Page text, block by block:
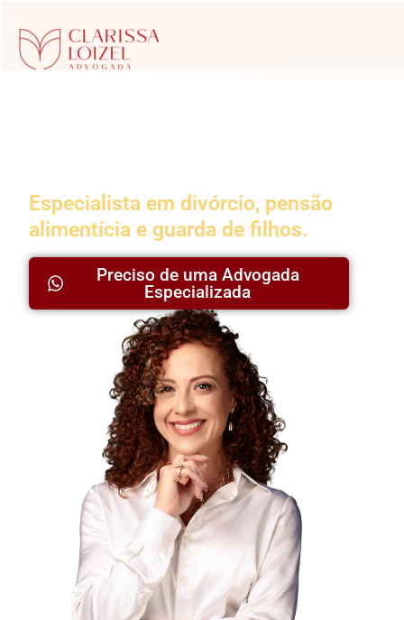
Especialista em divórcio, pensão
alimentícia e guarda de filhos.
Preciso de uma Advogada
Especializada